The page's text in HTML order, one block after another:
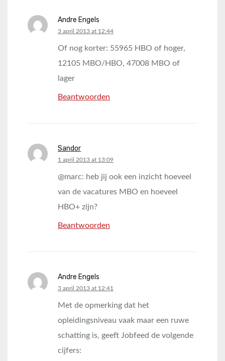
Andre Engels
says:
3 april 2013 at 12:44
Of nog korter: 55965 HBO of hoger,
12105 MBO/HBO, 47008 MBO of
lager
Beantwoorden
Sandor
says:
1 april 2013 at 13:09
@marc: heb jij ook een inzicht hoeveel
van de vacatures MBO en hoeveel
HBO+ zijn?
Beantwoorden
Andre Engels
says:
3 april 2013 at 12:41
Met de opmerking dat het
opleidingsniveau vaak maar een ruwe
schatting is, geeft Jobfeed de volgende
cijfers: